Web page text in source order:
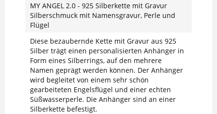
MY ANGEL 2.0 - 925 Silberkette mit Gravur
Silberschmuck mit Namensgravur, Perle und
Flügel
Diese bezaubernde Kette mit Gravur aus 925
Silber trägt einen personalisierten Anhänger in
Form eines Silberrings, auf den mehrere
Namen geprägt werden können. Der Anhänger
wird begleitet von einem sehr schön
gearbeiteten Engelsflügel und einer echten
Süßwasserperle. Die Anhänger sind an einer
Silberkette befestigt.